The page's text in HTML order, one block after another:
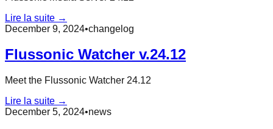
Lire la suite →
December 9, 2024•changelog
Flussonic Watcher v.24.12
Meet the Flussonic Watcher 24.12
Lire la suite →
December 5, 2024•news